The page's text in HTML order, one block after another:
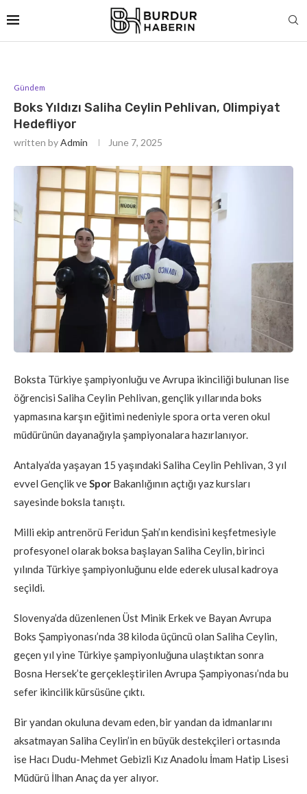
Gündem
Boks Yıldızı Saliha Ceylin Pehlivan, Olimpiyat
Hedefliyor
written byAdmin June 7, 2025
Boksta Türkiye şampiyonluğu ve Avrupa ikinciliği bulunan lise
öğrencisi Saliha Ceylin Pehlivan, gençlik yıllarında boks
yapmasına karşın eğitimi nedeniyle spora orta veren okul
müdürünün dayanağıyla şampiyonalara hazırlanıyor.
Antalya’da yaşayan 15 yaşındaki Saliha Ceylin Pehlivan, 3 yıl
evvel Gençlik veSpor Bakanlığının açtığı yaz kursları
sayesinde boksla tanıştı.
Milli ekip antrenörü Feridun Şah’ın kendisini keşfetmesiyle
profesyonel olarak boksa başlayan Saliha Ceylin, birinci
yılında Türkiye şampiyonluğunu elde ederek ulusal kadroya
seçildi.
Slovenya’da düzenlenen Üst Minik Erkek ve Bayan Avrupa
Boks Şampiyonası’nda 38 kiloda üçüncü olan Saliha Ceylin,
geçen yıl yine Türkiye şampiyonluğuna ulaştıktan sonra
Bosna Hersek’te gerçekleştirilen Avrupa Şampiyonası’nda bu
sefer ikincilik kürsüsüne çıktı.
Bir yandan okuluna devam eden, bir yandan da idmanlarını
aksatmayan Saliha Ceylin’in en büyük destekçileri ortasında
ise Hacı Dudu-Mehmet Gebizli Kız Anadolu İmam Hatip Lisesi
Müdürü İlhan Anaç da yer alıyor.